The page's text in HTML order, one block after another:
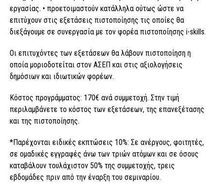
εργασίας. • προετοιμαστούν κατάλληλα ούτως ώστε να
επιτύχουν στις εξετάσεις πιστοποίησης τις οποίες θα
διεξάγουμε σε συνεργασία με τον φορέα πιστοποίησης i-skills.
Οι επιτυχόντες των εξετάσεων θα λάβουν πιστοποίηση η
οποία μοριοδοτείται στον ΑΣΕΠ και στις αξιολογήσεις
δημόσιων και ιδιωτικών φορέων.
Κόστος προγράμματος: 170€ ανά συμμετοχή. Στην τιμή
περιλαμβάνετε το κόστος των εξετάσεων, της επανεξέτασης
και της πιστοποίησης.
*Παρέχονται ειδικές εκπτώσεις 10%: Σε ανέργους, φοιτητές,
σε ομαδικές εγγραφές άνω των τριών ατόμων και σε όσους
καταβάλουν τουλάχιστον 50% της συμμετοχής, τρεις
εβδομάδες πριν από την έναρξη του σεμιναρίου.